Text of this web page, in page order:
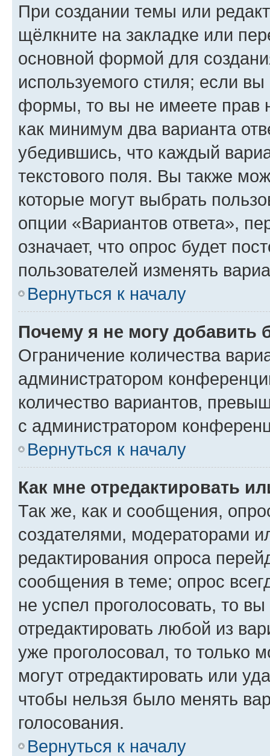
При создании темы или
щёлкните на закладке или
основной формой для
используемого стиля; если
формы, то вы не имеете прав
как минимум два варианта
убедившись, что каждый
текстового поля. Вы также
которые могут выбрать
опции «Вариантов ответа»,
означает, что опрос будет
пользователей изменять
Вернуться к началу
Почему я не могу добавить
Ограничение количества
администратором
количество вариантов,
с администратором
Вернуться к началу
Как мне отредактировать
Так же, как и сообщения,
создателями, модераторами
редактирования опроса
сообщения в теме; опрос
не успел проголосовать, то
отредактировать любой из
уже проголосовал, то только
могут отредактировать или
чтобы нельзя было менять
голосования.
Вернуться к началу